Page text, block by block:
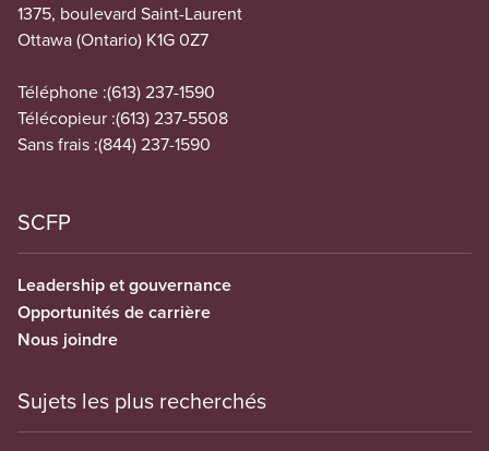
1375, boulevard Saint-Laurent
Ottawa (Ontario) K1G 0Z7
Téléphone :(613) 237-1590
Télécopieur :(613) 237-5508
Sans frais :(844) 237-1590
SCFP
Leadership et gouvernance
Opportunités de carrière
Nous joindre
Sujets les plus recherchés